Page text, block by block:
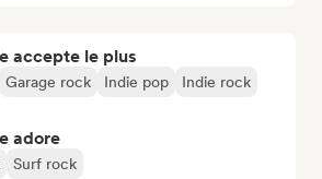
accepte le plus
Garage rock Indie pop
Indie rock
adore
Surf rock